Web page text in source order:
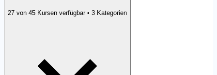
27 von 45 Kursen verfügbar • 3 Kategorien